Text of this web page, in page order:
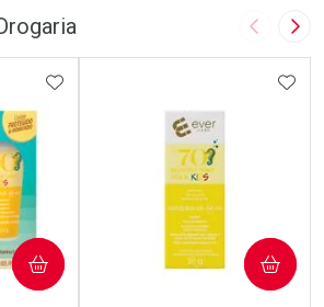
Imagem
ADICIONAR AOS FAVORITOS
COMPRAR